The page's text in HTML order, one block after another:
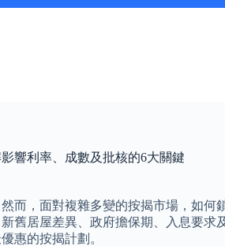
響利率、成數及批核的6大關鍵
而，面對複雜多變的按揭市場，如
舊居屋差異、政府擔保期、入息要
惠的按揭計劃。